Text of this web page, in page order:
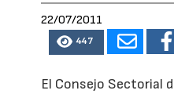
22/07/2011
447
El Consejo Sectorial